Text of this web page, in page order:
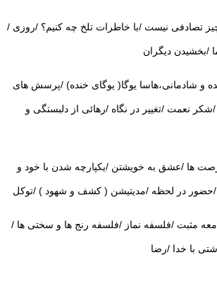
تصادفی نیست /با خاطرات تلخ چه کنیم؟ /روزی /
/بخشیدن دیگران
و شادمانی،هاسا یوگا( یوگای خنده) /پرسش های
نعمت /تغییر در نگاه /رهائی از دلبستگی و
ها /عشق به خویشتن /یکپارچه شدن با خود و
/حضور در لحظه /مدیتیشن ( کشف و شهود ) /توکل
مثبت /فلسفه نماز /فلسفه رنج ها و سختی ها /
با خدا /رضا